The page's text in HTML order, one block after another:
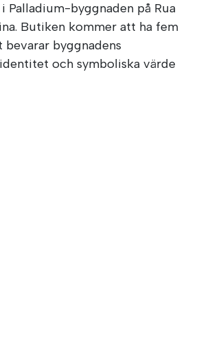
Palladium-byggnaden på Rua
Butiken kommer att ha fem
byggnadens
och symboliska värde